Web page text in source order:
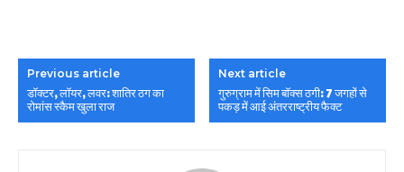
Previous article
डॉक्टर, लॉयर, लवर: शातिर ठग का
रोमांस स्कैम खुला राज
Next article
गुरुग्राम में सिम बॉक्स ठगी: 7 जगहों से
पकड़ में आई अंतरराष्ट्रीय फैक्ट